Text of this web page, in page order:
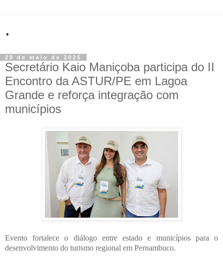
.
29 de maio de 2025
Secretário Kaio Maniçoba participa do II
Encontro da ASTUR/PE em Lagoa
Grande e reforça integração com
municípios
Evento fortalece o diálogo entre estado e municípios para o
desenvolvimento do turismo regional em Pernambuco.